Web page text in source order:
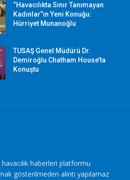
“Havacılıkta Sınır Tanımayan
Kadınlar”ın Yeni Konuğu:
Hürriyet Munanoğlu
TUSAŞ Genel Müdürü Dr.
Demiroğlu Chatham House’ta
Konuştu
haberleri platformu
gösterilmeden alıntı yapılamaz